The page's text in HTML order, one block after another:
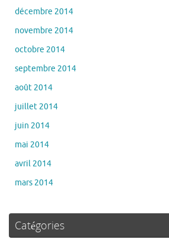
décembre 2014
novembre 2014
octobre 2014
septembre 2014
août 2014
juillet 2014
juin 2014
mai 2014
avril 2014
mars 2014
Catégories